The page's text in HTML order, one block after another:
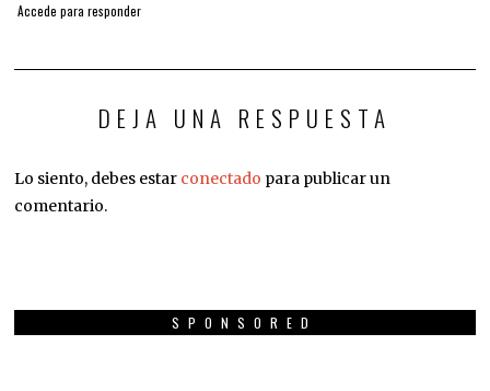
Accede para responder
DEJA UNA RESPUESTA
Lo siento, debes estar conectado para publicar un
comentario.
SPONSORED